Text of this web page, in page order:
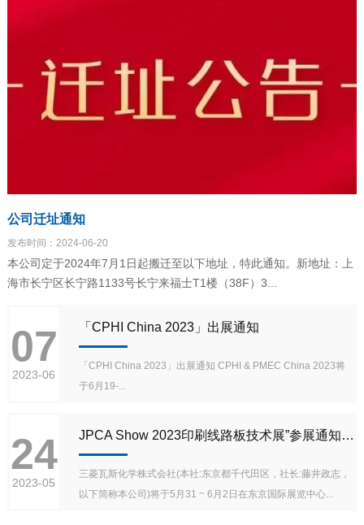
公司迁址通知
发布时间：2024-06-20
本公司定于2024年7月1日起搬迁至以下地址，特此通知。新地址：上
海市长宁区长宁路1133号长宁来福士T1楼（38F）3...
07
2023-06
「CPHI China 2023」出展通知
「CPHI China 2023」出展通知 CPHI & PMEC China 2023将
于6月19-...
24
2023-05
JPCA Show 2023印刷线路板技术展”参展通知~展示最新的BT材料、超细线路制作用药水等~
三菱瓦斯化学株式会社(本社:东京都千代田区，社长:藤井政志，
以下简称本公司)将于5月31 ~ 6月2日在东京国际展览中心...